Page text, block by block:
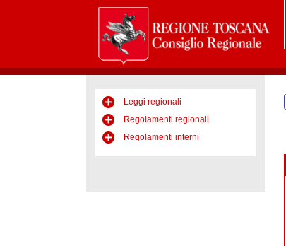
Leggi regionali
Regolamenti regionali
Regolamenti interni